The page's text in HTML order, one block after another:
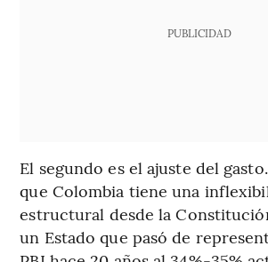
PUBLICIDAD
El segundo es el ajuste del
que Colombia tiene una
estructural desde la
un Estado que pasó de